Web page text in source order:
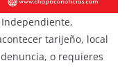
tarijeño, local
o requieres